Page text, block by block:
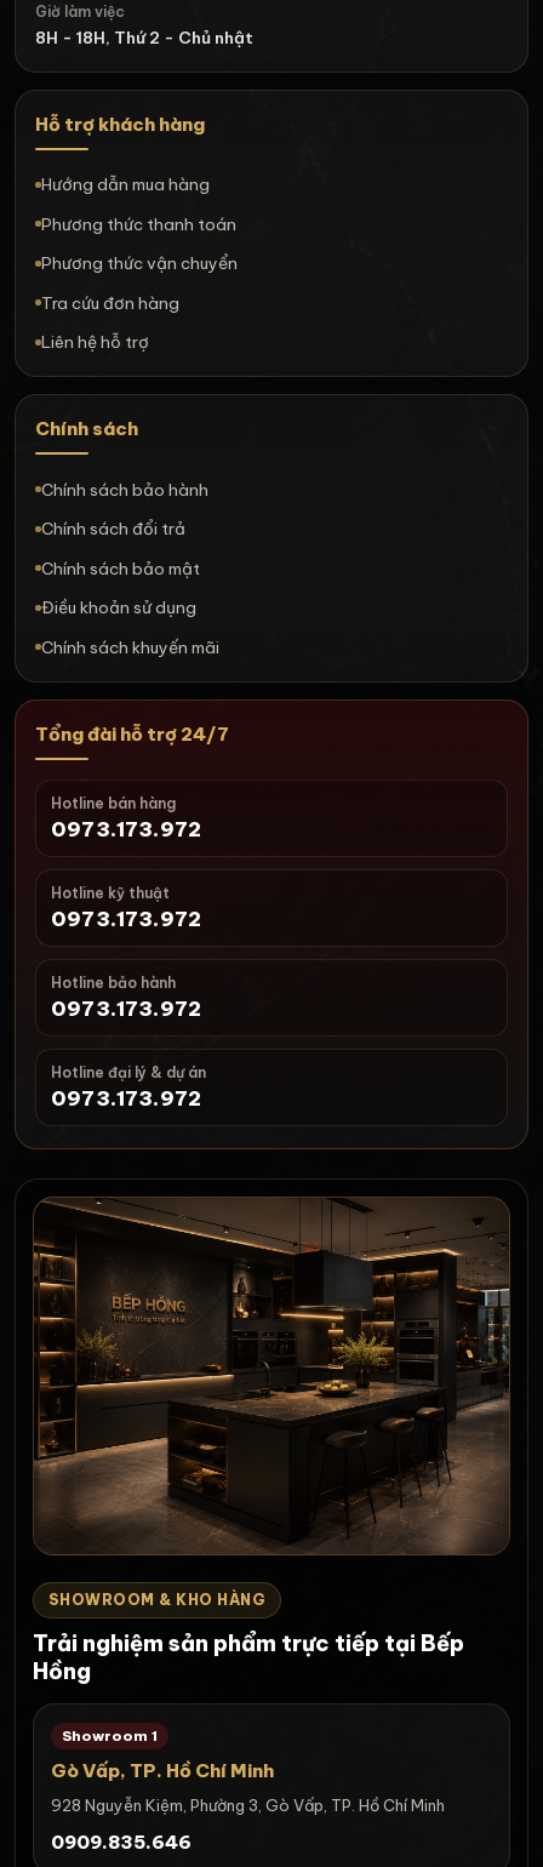
Giờ làm việc
8H - 18H, Thứ 2 - Chủ nhật
Hỗ trợ khách hàng
Hướng dẫn mua hàng
Phương thức thanh toán
Phương thức vận chuyển
Tra cứu đơn hàng
Liên hệ hỗ trợ
Chính sách
Chính sách bảo hành
Chính sách đổi trả
Chính sách bảo mật
Điều khoản sử dụng
Chính sách khuyến mãi
Tổng đài hỗ trợ 24/7
Hotline bán hàng
0973.173.972
Hotline kỹ thuật
0973.173.972
Hotline bảo hành
0973.173.972
Hotline đại lý & dự án
0973.173.972
SHOWROOM & KHO HÀNG
Trải nghiệm sản phẩm trực tiếp tại Bếp
Hồng
Showroom 1
Gò Vấp, TP. Hồ Chí Minh
928 Nguyễn Kiệm, Phường 3, Gò Vấp, TP. Hồ Chí Minh
0909.835.646